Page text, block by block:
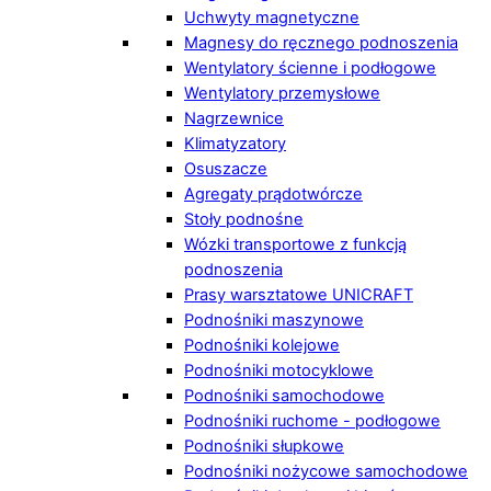
Uchwyty magnetyczne
Magnesy do ręcznego podnoszenia
Wentylatory ścienne i podłogowe
Wentylatory przemysłowe
Nagrzewnice
Klimatyzatory
Osuszacze
Agregaty prądotwórcze
Stoły podnośne
Wózki transportowe z funkcją
podnoszenia
Prasy warsztatowe UNICRAFT
Podnośniki maszynowe
Podnośniki kolejowe
Podnośniki motocyklowe
Podnośniki samochodowe
Podnośniki ruchome - podłogowe
Podnośniki słupkowe
Podnośniki nożycowe samochodowe